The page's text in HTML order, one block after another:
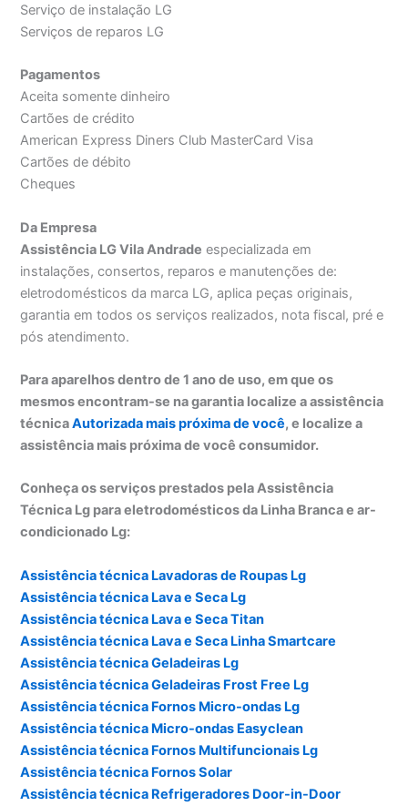
Serviço de instalação LG
Serviços de reparos LG
Pagamentos
Aceita somente dinheiro
Cartões de crédito
American Express Diners Club MasterCard Visa
Cartões de débito
Cheques
Da Empresa
Assistência LG Vila Andrade especializada em
instalações, consertos, reparos e manutenções de:
eletrodomésticos da marca LG, aplica peças originais,
garantia em todos os serviços realizados, nota fiscal, pré e
pós atendimento.
Para aparelhos dentro de 1 ano de uso, em que os
mesmos encontram-se na garantia localize a assistência
técnicaAutorizada mais próxima de você, e localize a
assistência mais próxima de você consumidor.
Conheça os serviços prestados pela Assistência
Técnica Lg para eletrodomésticos da Linha Branca e ar-
condicionado Lg:
Assistência técnica Lavadoras de Roupas Lg
Assistência técnica Lava e Seca Lg
Assistência técnica Lava e Seca Titan
Assistência técnica Lava e Seca Linha Smartcare
Assistência técnica Geladeiras Lg
Assistência técnica Geladeiras Frost Free Lg
Assistência técnica Fornos Micro-ondas Lg
Assistência técnica Micro-ondas Easyclean
Assistência técnica Fornos Multifuncionais Lg
Assistência técnica Fornos Solar
Assistência técnica Refrigeradores Door-in-Door